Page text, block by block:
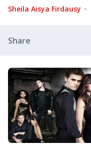
Sheila Aisya Firdausy
Share